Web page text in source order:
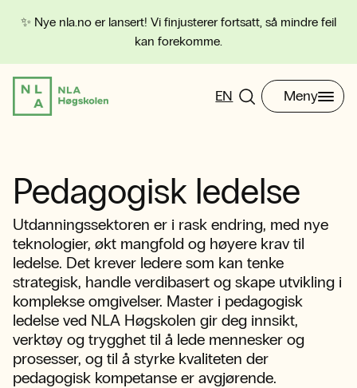
✨ Nye nla.no er lansert! Vi finjusterer fortsatt, så mindre feil
kan forekomme.
EN Meny
Pedagogisk ledelse
Utdanningssektoren er i rask endring, med nye
teknologier, økt mangfold og høyere krav til
ledelse. Det krever ledere som kan tenke
strategisk, handle verdibasert og skape utvikling i
komplekse omgivelser. Master i pedagogisk
ledelse ved NLA Høgskolen gir deg innsikt,
verktøy og trygghet til å lede mennesker og
prosesser, og til å styrke kvaliteten der
pedagogisk kompetanse er avgjørende.